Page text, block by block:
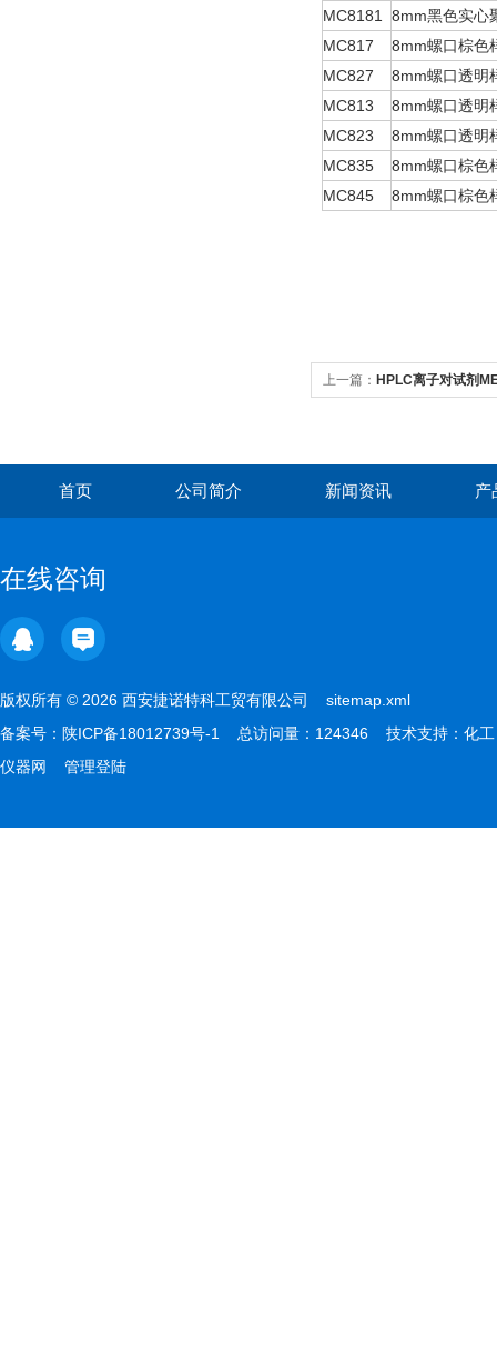
MC8181
8mm黑色实心
MC817
8mm螺口棕
MC827
8mm螺口透
MC813
8mm螺口透明
MC823
8mm螺口透明
MC835
8mm螺口棕色
MC845
8mm螺口棕色
上一篇： HPLC离子对试剂
首页 公司简介 新闻资讯 产
在线咨询
版权所有 © 2026 西安捷诺特科工贸有限公司 sitemap.xml
备案号： 陕ICP备18012739号-1 总访问量：124346 技术支持： 化工
仪器网
管理登陆